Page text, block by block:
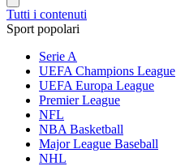
Tutti i contenuti
Sport popolari
Serie A
UEFA Champions League
UEFA Europa League
Premier League
NFL
NBA Basketball
Major League Baseball
NHL